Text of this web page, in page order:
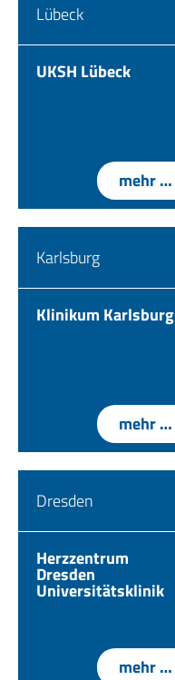
Lübeck
UKSH Lübeck
mehr …
Karlsburg
Klinikum Karlsburg
mehr …
Dresden
Herzzentrum
Dresden
Universitätsklinik
mehr …